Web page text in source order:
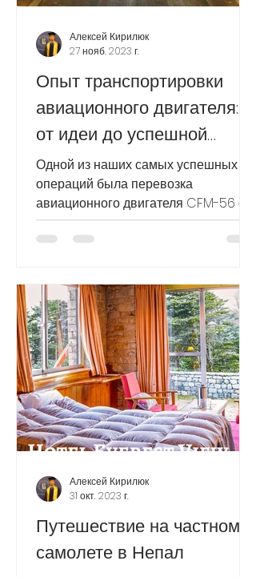
Опыт транспортировки
авиационного двигателя:
от идеи до успешной
реализации.
Одной из наших самых успешных
операций была перевозка
авиационного двигателя CFM-56 с
использованием самолета ИЛ-76.
Особое внимание...
Алексей Кирилюк
27 нояб. 2023 г.
Путешествие на частном
самолете в Непал
Алексей Кирилюк
31 окт. 2023 г.